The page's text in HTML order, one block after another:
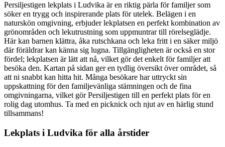
Persiljestigen lekplats i Ludvika är en riktig pärla för familjer som
söker en trygg och inspirerande plats för utelek. Belägen i en
naturskön omgivning, erbjuder lekplatsen en perfekt kombination av
grönområden och lekutrustning som uppmuntrar till rörelseglädje.
Här kan barnen klättra, åka rutschkana och leka fritt i en säker miljö
där föräldrar kan känna sig lugna. Tillgängligheten är också en stor
fördel; lekplatsen är lätt att nå, vilket gör det enkelt för familjer att
besöka den. Kartan på sidan ger en tydlig översikt över området, så
att ni snabbt kan hitta hit. Många besökare har uttryckt sin
uppskattning för den familjevänliga stämningen och de fina
omgivningarna, vilket gör Persiljestigen till en perfekt plats för en
rolig dag utomhus. Ta med en picknick och njut av en härlig stund
tillsammans!
Lekplats i Ludvika för alla årstider